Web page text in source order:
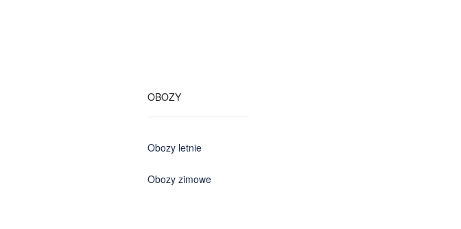
OBOZY
Obozy letnie
Obozy zimowe